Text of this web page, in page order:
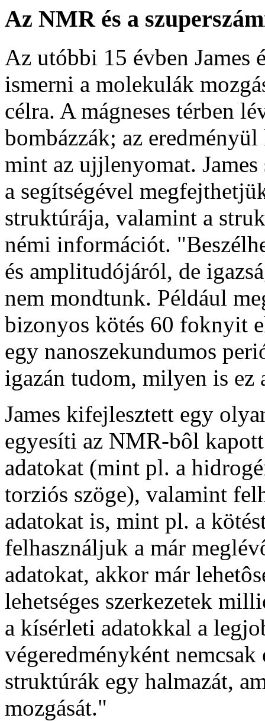
Az NMR és a
Az utóbbi 15 évben James
ismerni a molekulák
célra. A mágneses térben
bombázzák; az
mint az ujjlenyomat.
a segítségével
struktúrája, valamint a
némi információt.
és amplitudójáról, de
nem mondtunk. Például
bizonyos kötés 60 foknyit
egy nanoszekundumos
igazán tudom, milyen is ez
James kifejlesztett egy
egyesíti az NMR-bôl
adatokat (mint pl. a
torziós szöge), valamint
adatokat is, mint pl. a
felhasználjuk a már
adatokat, akkor már
lehetséges szerkezetek
a kísérleti adatokkal a
végeredményként
struktúrák egy halmazát,
mozgását."